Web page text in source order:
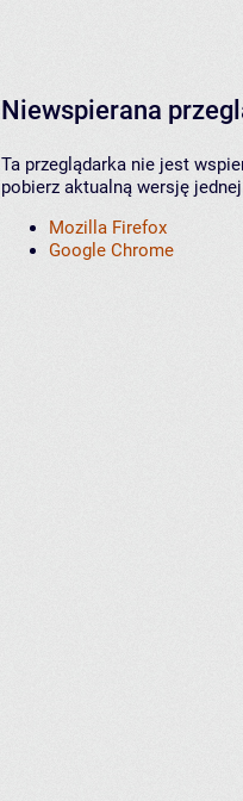
Niewspierana
Ta przeglądarka nie jest
pobierz aktualną wersję
Mozilla Firefox
Google Chrome